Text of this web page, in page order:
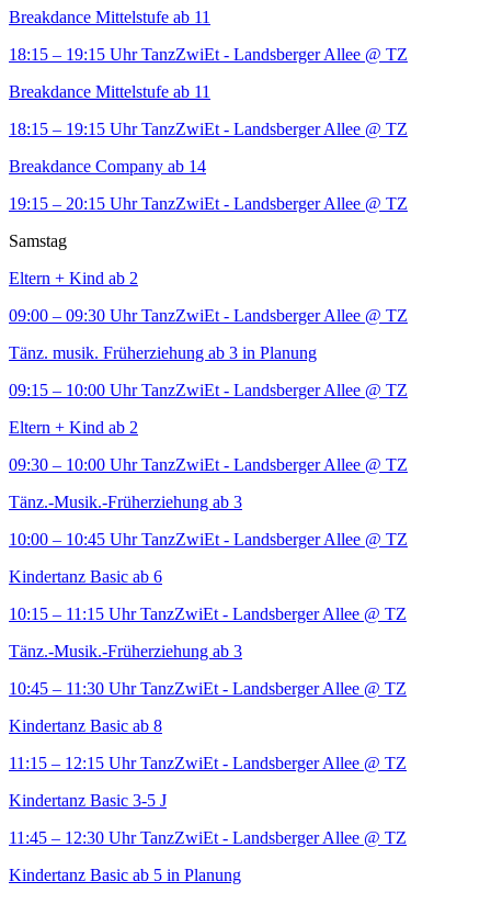
Breakdance Mittelstufe ab 11
18:15 – 19:15 Uhr TanzZwiEt - Landsberger Allee @ TZ
Breakdance Mittelstufe ab 11
18:15 – 19:15 Uhr TanzZwiEt - Landsberger Allee @ TZ
Breakdance Company ab 14
19:15 – 20:15 Uhr TanzZwiEt - Landsberger Allee @ TZ
Samstag
Eltern + Kind ab 2
09:00 – 09:30 Uhr TanzZwiEt - Landsberger Allee @ TZ
Tänz. musik. Früherziehung ab 3 in Planung
09:15 – 10:00 Uhr TanzZwiEt - Landsberger Allee @ TZ
Eltern + Kind ab 2
09:30 – 10:00 Uhr TanzZwiEt - Landsberger Allee @ TZ
Tänz.-Musik.-Früherziehung ab 3
10:00 – 10:45 Uhr TanzZwiEt - Landsberger Allee @ TZ
Kindertanz Basic ab 6
10:15 – 11:15 Uhr TanzZwiEt - Landsberger Allee @ TZ
Tänz.-Musik.-Früherziehung ab 3
10:45 – 11:30 Uhr TanzZwiEt - Landsberger Allee @ TZ
Kindertanz Basic ab 8
11:15 – 12:15 Uhr TanzZwiEt - Landsberger Allee @ TZ
Kindertanz Basic 3-5 J
11:45 – 12:30 Uhr TanzZwiEt - Landsberger Allee @ TZ
Kindertanz Basic ab 5 in Planung